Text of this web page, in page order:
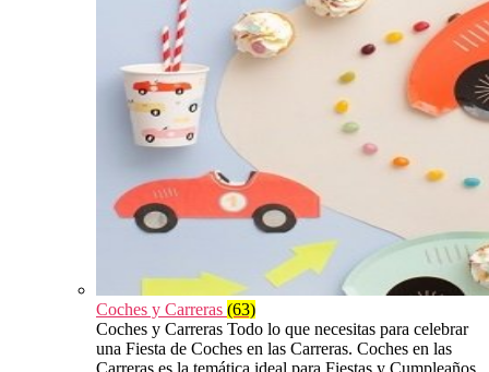
Coches y Carreras (63)
Coches y Carreras Todo lo que necesitas para celebrar
una Fiesta de Coches en las Carreras. Coches en las